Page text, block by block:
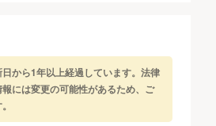
から1年以上経過しています。法律
には変更の可能性があるため、ご